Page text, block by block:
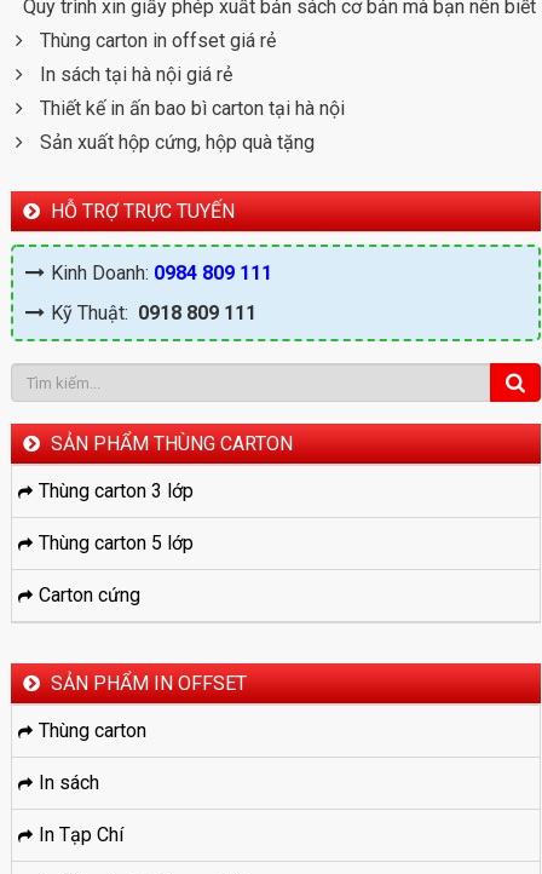
Quy trình xin giấy phép xuất bản sách cơ bản mà bạn nên biết
Thùng carton in offset giá rẻ
In sách tại hà nội giá rẻ
Thiết kế in ấn bao bì carton tại hà nội
Sản xuất hộp cứng, hộp quà tặng
HỖ TRỢ TRỰC TUYẾN
Kinh Doanh: 0984 809 111
Kỹ Thuật: 0918 809 111
SẢN PHẨM THÙNG CARTON
Thùng carton 3 lớp
Thùng carton 5 lớp
Carton cứng
SẢN PHẨM IN OFFSET
Thùng carton
In sách
In Tạp Chí